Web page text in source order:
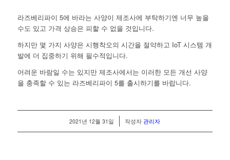
라즈베리파이 5에 바라는 사양이 제조사에 부탁하기엔 너무 높을
수도 있고 가격 상승은 피할 수 없을 것입니다.
하지만 몇 가지 사양은 시행착오의 시간을 절약하고 IoT 시스템 개
발에 더 집중하기 위해 필수적입니다.
어려운 바람일 수는 있지만 제조사에서는 이러한 모든 개선 사양
을 충족할 수 있는 라즈베리파이 5를 출시하기를 바랍니다.
2021년 12월 31일
/ 작성자관리자